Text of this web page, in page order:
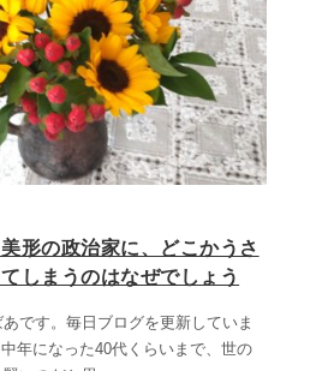
形の政治家に、どこかうさ
しまうのはなぜでしょう
です。毎日ブログを更新していま
年になった40代くらいまで、世の